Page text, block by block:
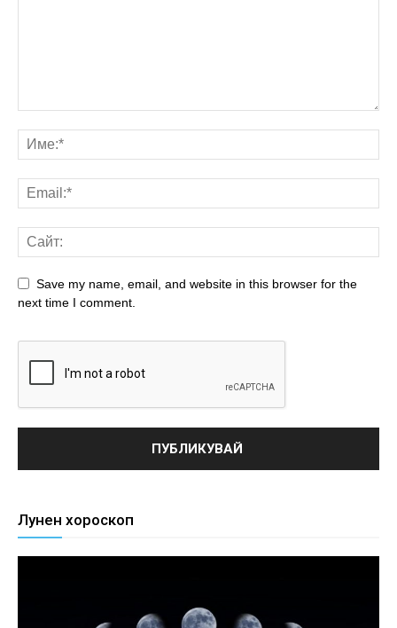
Save my name, email, and website in this browser for the
next time I comment.
Лунен хороскоп